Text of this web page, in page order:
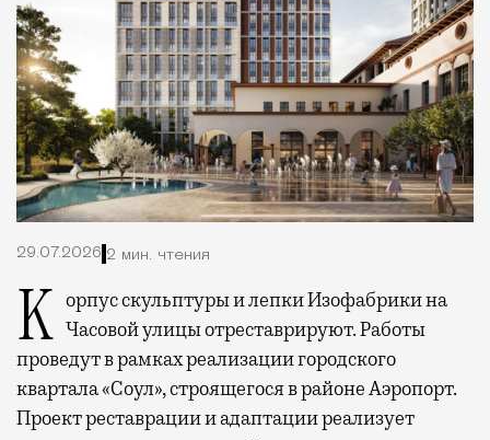
29.07.2026 2 мин. чтения
Корпус скульптуры и лепки Изофабрики на Часовой улицы отреставрируют. Работы
проведут в рамках реализации городского
квартала «Соул», строящегося в районе Аэропорт.
Проект реставрации и адаптации реализует